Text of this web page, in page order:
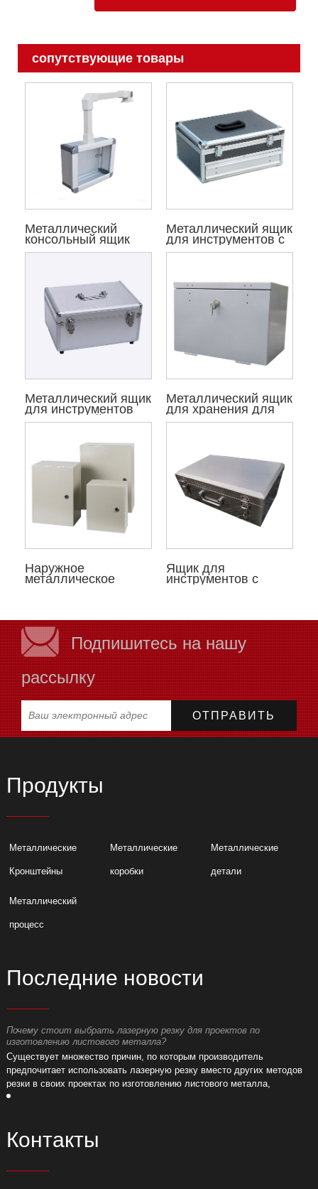
сопутствующие товары
Металлический
консольный ящик
для инструментов
Металлический ящик
для инструментов с
ящиками
Металлический ящик
для инструментов
портативный
Металлический ящик
для хранения для
прицепа
Наружное
металлическое
Ящик для
инструментов с
Подпишитесь на нашу
рассылку
Продукты
Металлические
Кронштейны
Металлические
коробки
Металлические
детали
Металлический
процесс
Последние новости
Почему стоит выбрать лазерную резку для проектов по
изготовлению листового металла?
Существует множество причин, по которым производитель
предпочитает использовать лазерную резку вместо других методов
резки в своих проектах по изготовлению листового металла,
например:
Контакты